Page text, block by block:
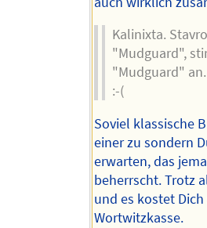
Kalinixta.
"Mudguard",
"Mudguard" an.
:-(
Soviel klassische
einer zu sondern
erwarten, das
beherrscht. Trotz
und es kostet
Wortwitzkasse.